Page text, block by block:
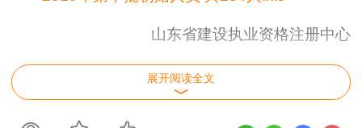
山东省建设执业资格注册中心
2019年4月29日
展开阅读全文